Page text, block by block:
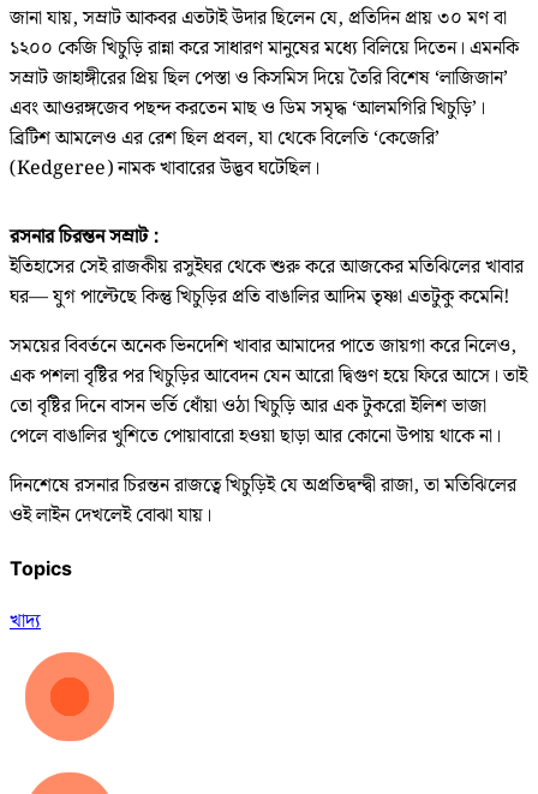
জানা যায়, সম্রাট আকবর এতটাই উদার ছিলেন যে, প্রতিদিন প্রায় ৩০ মণ বা
১২০০ কেজি খিচুড়ি রান্না করে সাধারণ মানুষের মধ্যে বিলিয়ে দিতেন। এমনকি
সম্রাট জাহাঙ্গীরের প্রিয় ছিল পেস্তা ও কিসমিস দিয়ে তৈরি বিশেষ ‘লাজিজান’
এবং আওরঙ্গজেব পছন্দ করতেন মাছ ও ডিম সমৃদ্ধ ‘আলমগিরি খিচুড়ি’।
ব্রিটিশ আমলেও এর রেশ ছিল প্রবল, যা থেকে বিলেতি ‘কেজেরি’
(Kedgeree) নামক খাবারের উদ্ভব ঘটেছিল।
রসনার চিরন্তন সম্রাট :
ইতিহাসের সেই রাজকীয় রসুইঘর থেকে শুরু করে আজকের মতিঝিলের খাবার
ঘর— যুগ পাল্টেছে কিন্তু খিচুড়ির প্রতি বাঙালির আদিম তৃষ্ণা এতটুকু কমেনি!
সময়ের বিবর্তনে অনেক ভিনদেশি খাবার আমাদের পাতে জায়গা করে নিলেও,
এক পশলা বৃষ্টির পর খিচুড়ির আবেদন যেন আরো দ্বিগুণ হয়ে ফিরে আসে। তাই
তো বৃষ্টির দিনে বাসন ভর্তি ধোঁয়া ওঠা খিচুড়ি আর এক টুকরো ইলিশ ভাজা
পেলে বাঙালির খুশিতে পোয়াবারো হওয়া ছাড়া আর কোনো উপায় থাকে না।
দিনশেষে রসনার চিরন্তন রাজত্বে খিচুড়িই যে অপ্রতিদ্বন্দ্বী রাজা, তা মতিঝিলের
ওই লাইন দেখলেই বোঝা যায়।
Topics
খাদ্য